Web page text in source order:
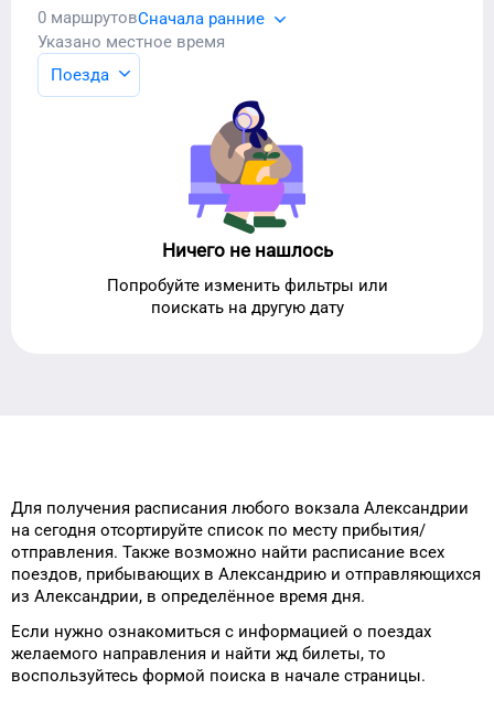
0 маршрутовСначала ранние
Указано местное время
Поезда
Ничего не нашлось
Попробуйте изменить фильтры или
поискать на другую дату
Для получения расписания любого вокзала Александрии
на сегодня отсортируйте список по месту прибытия/
отправления. Также возможно найти расписание всех
поездов, прибывающих в Александрию и отправляющихся
из Александрии, в определённое время дня.
Если нужно ознакомиться с информацией о поездах
желаемого направления и найти жд билеты, то
воспользуйтесь формой поиска в начале страницы.